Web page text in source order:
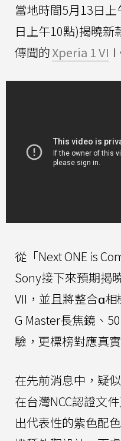
當地時間5月13日
日上午10點)揭曉新
傳聞的Xperia 1 VI I
從「Next ONE is
Sony接下來預期揭
VII，並且將整合α
G Master長焦鏡、
驗，更標榜對應真
在先前消息中，疑
在台灣NCC認證文
出代表性的紫色配